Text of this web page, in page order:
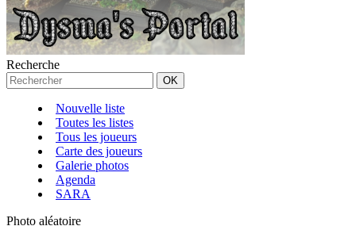
Recherche
Nouvelle liste
Toutes les listes
Tous les joueurs
Carte des joueurs
Galerie photos
Agenda
SARA
Photo aléatoire